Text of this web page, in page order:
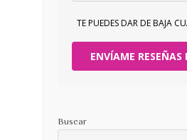
TE PUEDES DAR DE BAJA
ENVÍAME RESEÑAS
Buscar